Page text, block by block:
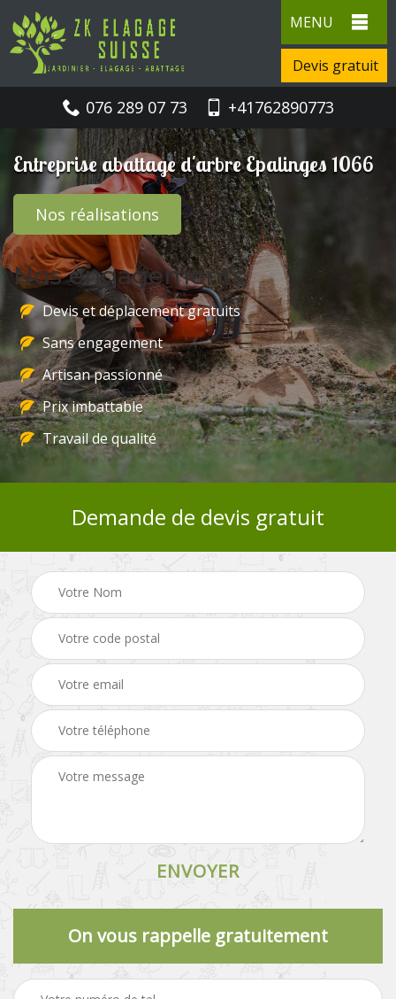
MENU
Devis gratuit
076 289 07 73 +41762890773
Entreprise abattage d'arbre Epalinges 1066
Nos réalisations
Nos engagements
Devis et déplacement gratuits
Sans engagement
Artisan passionné
Prix imbattable
Travail de qualité
Demande de devis gratuit
On vous rappelle gratuitement